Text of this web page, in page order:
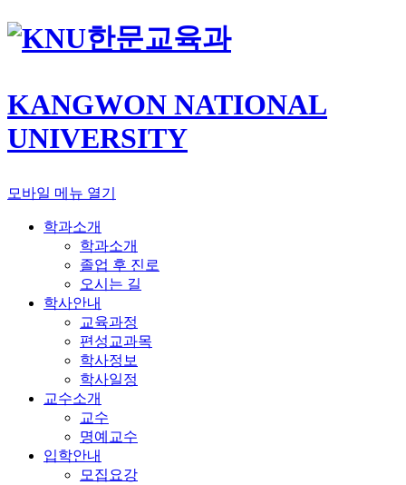
한문교육과
KANGWON NATIONAL
UNIVERSITY
모바일 메뉴 열기
학과소개
학과소개
졸업 후 진로
오시는 길
학사안내
교육과정
편성교과목
학사정보
학사일정
교수소개
교수
명예교수
입학안내
모집요강